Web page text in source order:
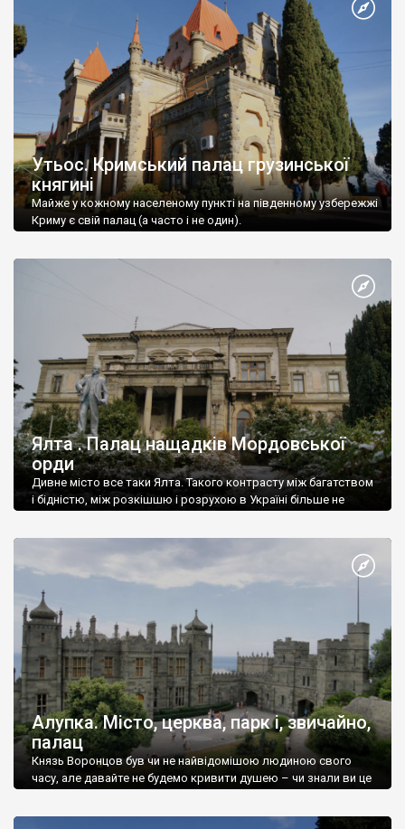
Утьос. Кримський палац грузинської
княгині
Майже у кожному населеному пункті на південному узбережжі
Криму є свій палац (а часто і не один).
Ялта . Палац нащадків Мордовської
орди
Дивне місто все таки Ялта. Такого контрасту між багатством
і бідністю, між розкішшю і розрухою в Україні більше не
Алупка. Місто, церква, парк і, звичайно,
палац
Князь Воронцов був чи не найвідомішою людиною свого
часу, але давайте не будемо кривити душею – чи знали ви це